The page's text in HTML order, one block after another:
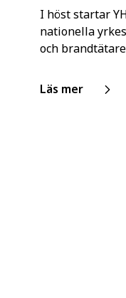
I höst startar
nationella
och
Läs mer